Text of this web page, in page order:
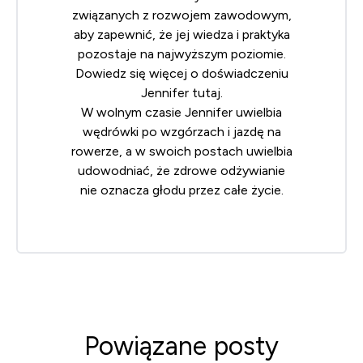
związanych z rozwojem zawodowym,
aby zapewnić, że jej wiedza i praktyka
pozostaje na najwyższym poziomie.
Dowiedz się więcej o doświadczeniu
Jennifer tutaj
W wolnym czasie Jennifer uwielbia
wędrówki po wzgórzach i jazdę na
rowerze, a w swoich postach uwielbia
udowodniać, że zdrowe odżywianie
nie oznacza głodu przez całe życie.
Powiązane posty